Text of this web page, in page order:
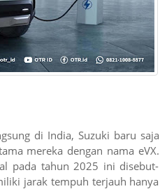
di India, Suzuki baru saja
mereka dengan nama eVX.
pada tahun 2025 ini disebut-
jarak tempuh terjauh hanya